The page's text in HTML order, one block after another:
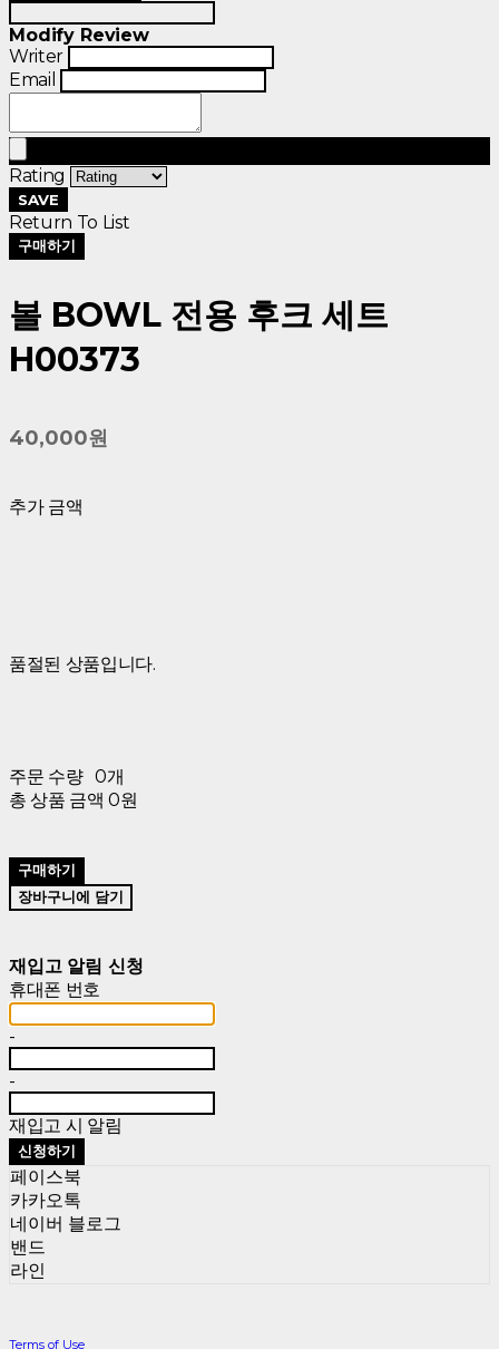
Modify Review
Writer
Email
Rating
SAVE
Return To List
구매하기
볼 BOWL 전용 후크 세트
H00373
40,000원
추가 금액
품절된 상품입니다.
주문 수량 0개
총 상품 금액 0원
구매하기
장바구니에 담기
재입고 알림 신청
휴대폰 번호
-
-
재입고 시 알림
신청하기
페이스북
카카오톡
네이버 블로그
밴드
라인
Terms of Use